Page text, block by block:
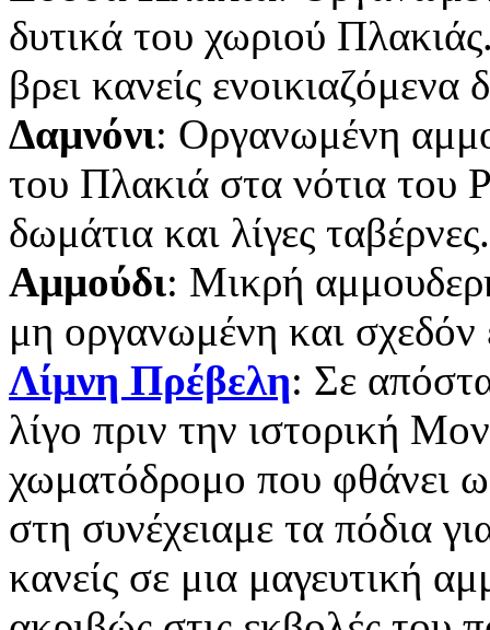
δυτικά του χωριού
βρει κανείς ενοικιαζόμενα
Δαμνόνι: Οργανωμένη
του Πλακιά στα νότια του
δωμάτια και λίγες ταβέρνες.
Αμμούδι: Μικρή
μη οργανωμένη και σχεδόν
Λίμνη Πρέβελη: Σε
λίγο πριν την ιστορική
χωματόδρομο που φθάνει
στη συνέχειαμε τα πόδια
κανείς σε μια μαγευτική